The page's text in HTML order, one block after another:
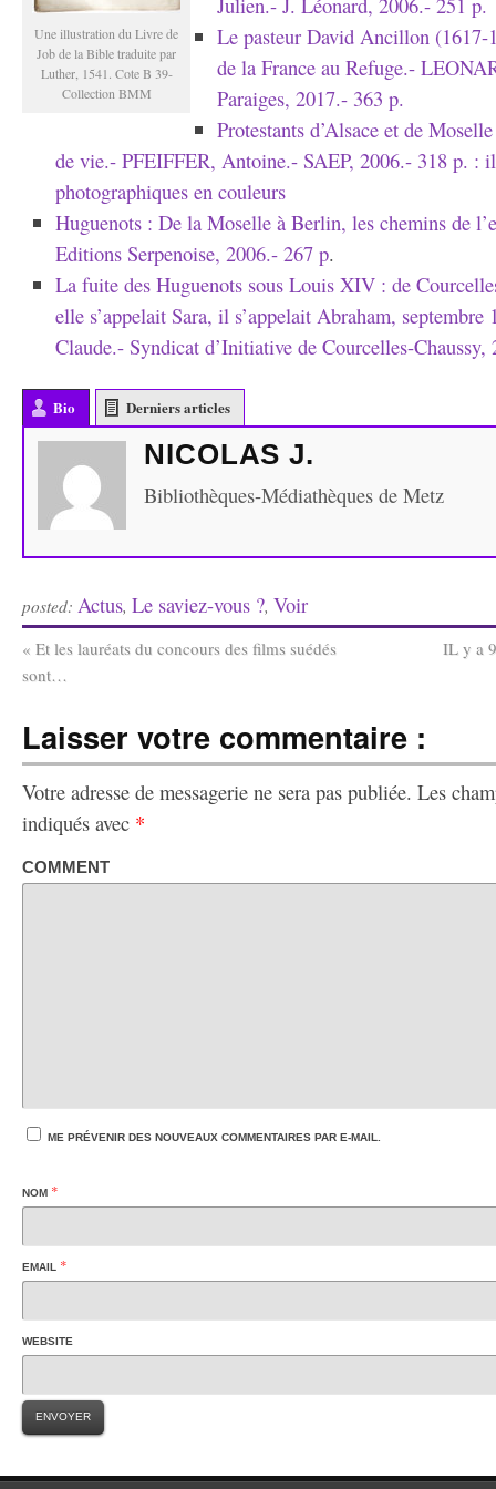
Une illustration du Livre de
Job de la Bible traduite par
Luther, 1541. Cote B 39-
Collection BMM
Le pasteur David Ancillon
de la France au Refuge.-
Paraiges, 2017.- 363 p.
Protestants d’Alsace et de
de vie.- PFEIFFER, Antoine.- SAEP, 2006.- 318 p. :
photographiques en couleurs
Huguenots : De la Moselle à Berlin, les chemins de
Editions Serpenoise, 2006.- 267 p.
La fuite des Huguenots sous Louis XIV : de
elle s’appelait Sara, il s’appelait Abraham,
Claude.- Syndicat d’Initiative de Courcelles-Chaussy,
Bio Derniers articles
NICOLAS J.
Bibliothèques-Médiathèques de Metz
posted: Actus, Le saviez-vous ?, Voir
« Et les lauréats du concours des films suédés
sont…
IL y a
Laisser votre commentaire :
Votre adresse de messagerie ne sera pas publiée. Les
indiqués avec *
COMMENT
ME PRÉVENIR DES NOUVEAUX COMMENTAIRES PAR E-MAIL.
NOM *
EMAIL *
WEBSITE